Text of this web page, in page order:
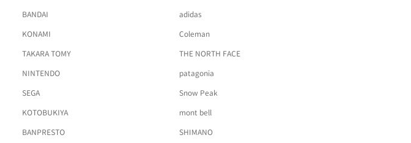
BANDAI
KONAMI
TAKARA TOMY
NINTENDO
SEGA
KOTOBUKIYA
BANPRESTO
adidas
Coleman
THE NORTH FACE
patagonia
Snow Peak
mont bell
SHIMANO